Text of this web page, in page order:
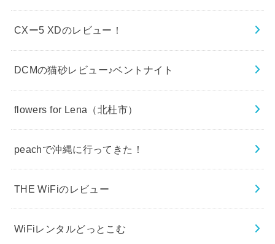
CXー5 XDのレビュー！
DCMの猫砂レビュー♪ベントナイト
flowers for Lena（北杜市）
peachで沖縄に行ってきた！
THE WiFiのレビュー
WiFiレンタルどっとこむ